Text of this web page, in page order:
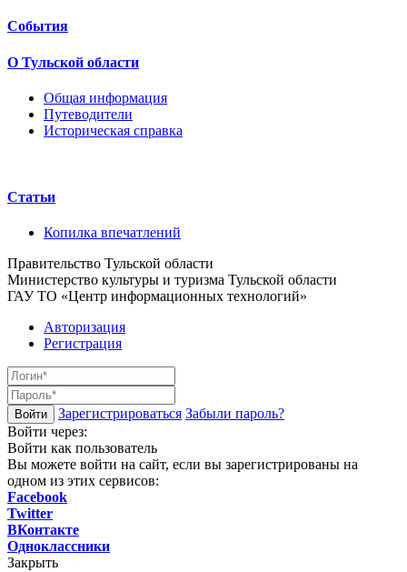
События
О Тульской области
Общая информация
Путеводители
Историческая справка
Статьи
Копилка впечатлений
Правительство Тульской области
Министерство культуры и туризма Тульской области
ГАУ ТО «Центр информационных технологий»
Авторизация
Регистрация
Зарегистрироваться Забыли пароль?
Войти через:
Войти как пользователь
Вы можете войти на сайт, если вы зарегистрированы на
одном из этих сервисов:
Facebook
Twitter
ВКонтакте
Одноклассники
Закрыть